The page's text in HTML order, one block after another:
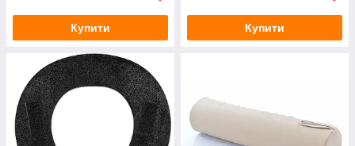
Купити Купити